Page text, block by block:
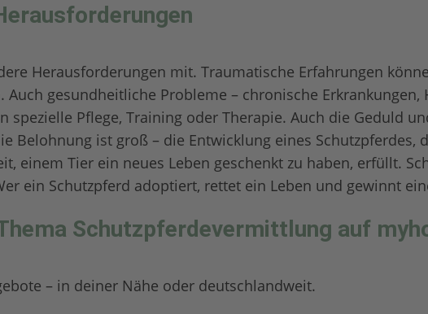
Herausforderungen mit. Traumatische Erfahrungen
gesundheitliche Probleme – chronische
spezielle Pflege, Training oder Therapie. Auch die Geduld
Belohnung ist groß – die Entwicklung eines Schutzpferdes,
einem Tier ein neues Leben geschenkt zu haben, erfüllt.
ein Schutzpferd adoptiert, rettet ein Leben und gewinnt
Schutzpferdevermittlung auf
– in deiner Nähe oder deutschlandweit.